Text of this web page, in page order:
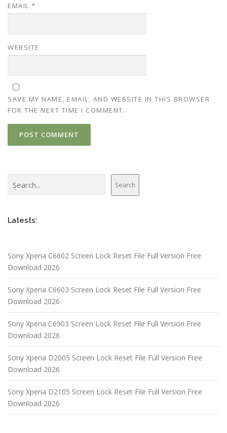
EMAIL *
WEBSITE
SAVE MY NAME, EMAIL, AND WEBSITE IN THIS BROWSER
FOR THE NEXT TIME I COMMENT.
Search
Latests:
Sony Xperia C6602 Screen Lock Reset File Full Version Free
Download 2026
Sony Xperia C6603 Screen Lock Reset File Full Version Free
Download 2026
Sony Xperia C6903 Screen Lock Reset File Full Version Free
Download 2026
Sony Xperia D2005 Screen Lock Reset File Full Version Free
Download 2026
Sony Xperia D2105 Screen Lock Reset File Full Version Free
Download 2026